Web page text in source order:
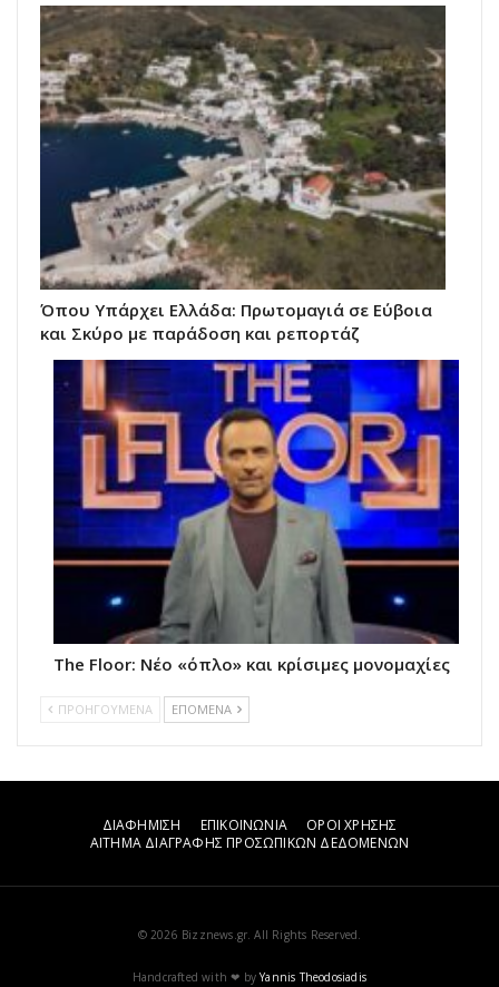
Όπου Υπάρχει Ελλάδα: Πρωτομαγιά σε Εύβοια
και Σκύρο με παράδοση και ρεπορτάζ
The Floor: Νέο «όπλο» και κρίσιμες μονομαχίες
ΠΡΟΗΓΟΥΜΕΝΑ ΕΠΟΜΕΝΑ
ΔΙΑΦΗΜΙΣΗ ΕΠΙΚΟΙΝΩΝΙΑ
ΟΡΟΙ ΧΡΗΣΗΣ
ΑΙΤΗΜΑ ΔΙΑΓΡΑΦΗΣ ΠΡΟΣΩΠΙΚΩΝ ΔΕΔΟΜΕΝΩΝ
© 2026 Bizznews.gr. All Rights Reserved.
Handcrafted with ❤ byYannis Theodosiadis